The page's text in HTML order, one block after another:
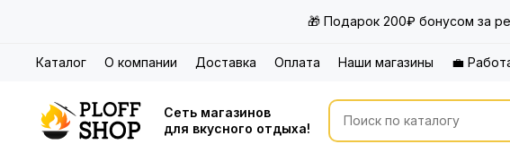
🎁 Подарок 200₽ бонусом за
Каталог О компании Доставка Оплата Наши магазины 💼
Сеть магазинов
для вкусного отдыха!